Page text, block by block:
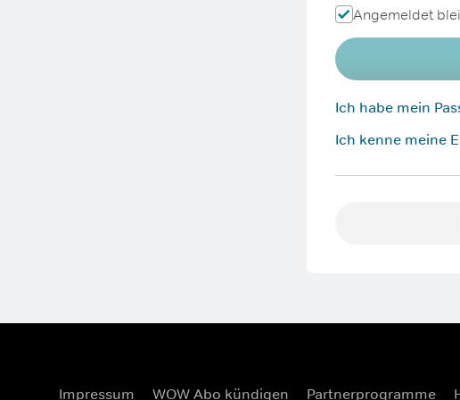
Angemeldet
Ich habe mein
Ich kenne meine
Impressum WOW Abo kündigen Partnerprogramme